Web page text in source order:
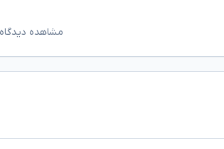
مشاهده